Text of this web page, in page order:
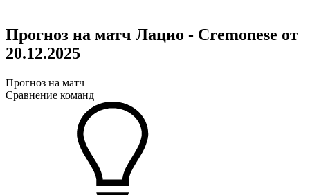
Прогноз на матч Лацио - Cremonese от
20.12.2025
Прогноз на матч
Сравнение команд